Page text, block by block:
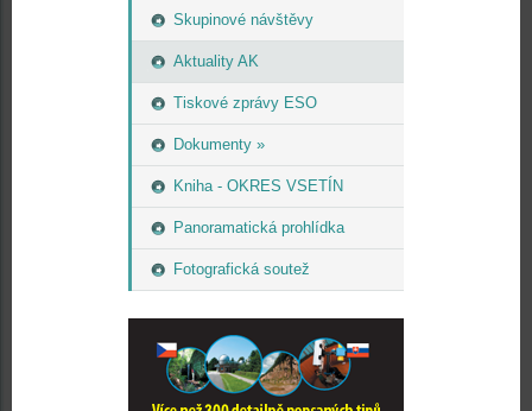
Skupinové návštěvy
Aktuality AK
Tiskové zprávy ESO
Dokumenty »
Kniha - OKRES VSETÍN
Panoramatická prohlídka
Fotografická soutež